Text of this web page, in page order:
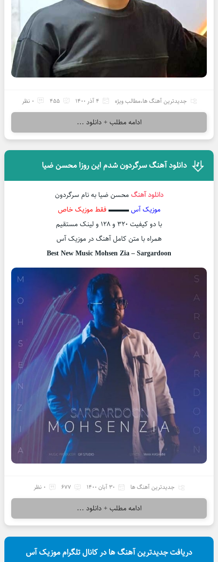
جدیدترین آهنگ ها،مطالب ویژه 4 آذر 1400 455 0 نظر
ادامه مطلب + دانلود ...
دانلود آهنگ سرگردون شدم این روزا محسن ضیا
دانلود آهنگمحسن ضیا به نام سرگردون
موزیک آس▬▬▬ فقط موزیک خاص
با دو کیفیت ۳۲۰ و ۱۲۸ و لینک مستقیم
همراه با متن کامل آهنگ در موزیک آس
Best New Music Mohsen Zia – Sargardoon
جدیدترین آهنگ ها 30 آبان 1400 677 0 نظر
ادامه مطلب + دانلود ...
دریافت جدیدترین آهنگ ها در کانال تلگرام موزیک آس